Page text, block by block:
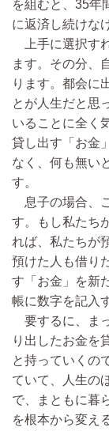
を組むと、35年
に返済し続けな
上手に選択す
ます。その分、
ります。都会に
とが人生だと思
いることに全く
貸し出す「お金
なく、何も無い
す。
息子の場合、
す。もし私たち
れば、私たちが
預けた人も借り
す「お金」を新
帳に数字を記入
要するに、ま
り出したお金を
と持っていくの
ていて、人生の
で、まともに暮
を根本から変え